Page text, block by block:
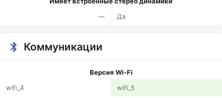
—
Да
Коммуникации
Версия Wi-Fi
wifi_4
wifi_5